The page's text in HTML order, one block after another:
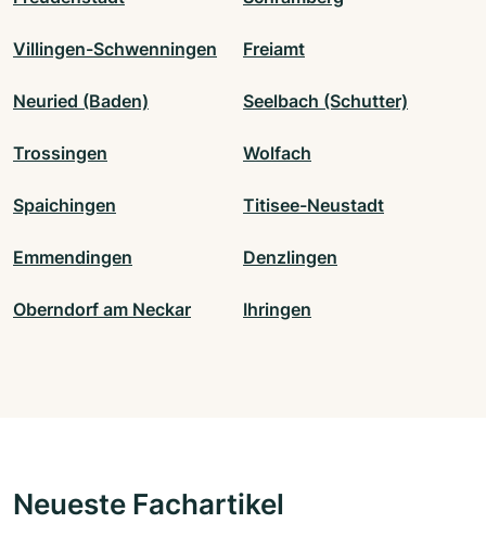
Villingen-Schwenningen Freiamt
Neuried (Baden) Seelbach (Schutter)
Trossingen Wolfach
Spaichingen Titisee-Neustadt
Emmendingen Denzlingen
Oberndorf am Neckar Ihringen
Neueste Fachartikel